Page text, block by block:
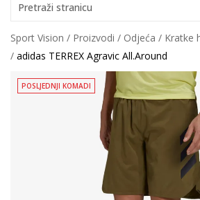
Pretraži stranicu
Sport Vision Proizvodi Odjeća
Kratke
adidas TERREX Agravic All.Around
POSLJEDNJI KOMADI